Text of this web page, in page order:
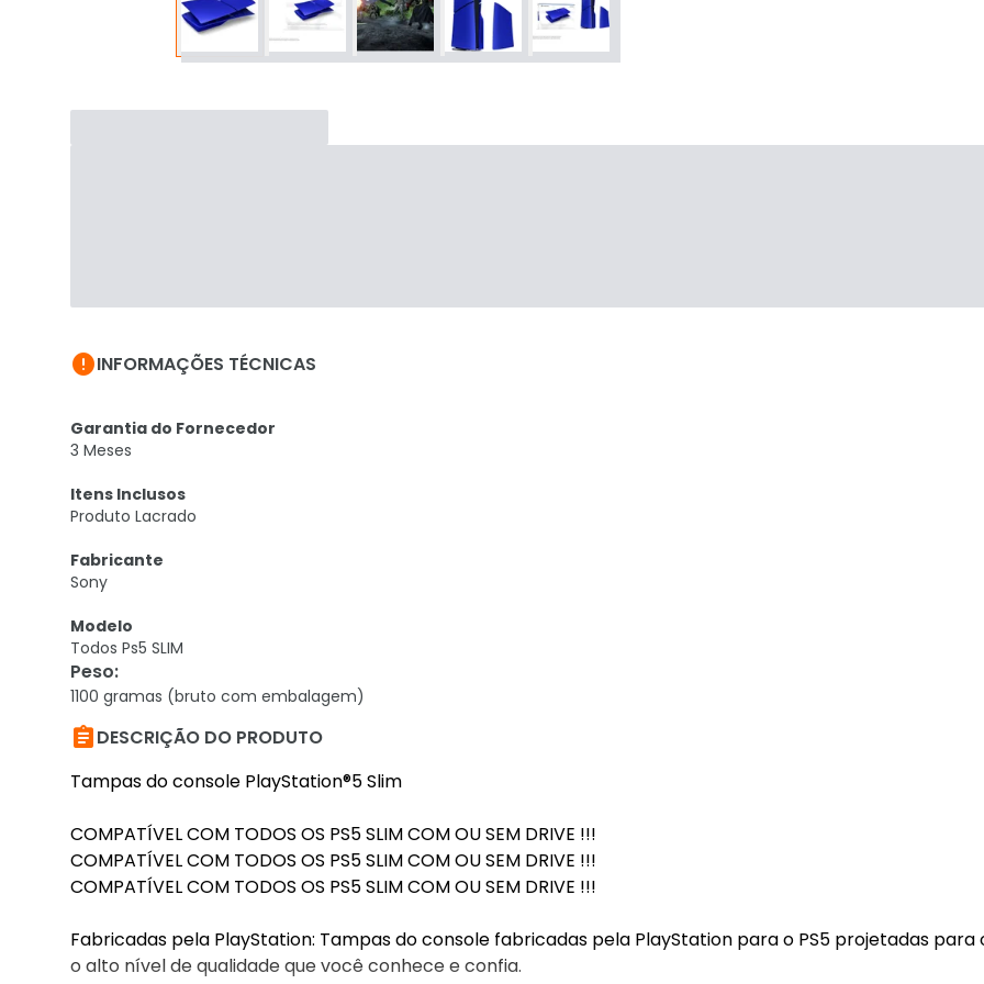
INFORMAÇÕES TÉCNICAS
Garantia do Fornecedor
3 Meses
Itens Inclusos
Produto Lacrado
Fabricante
Sony
Modelo
Todos Ps5 SLIM
Peso:
1100 gramas (bruto com embalagem)
DESCRIÇÃO DO PRODUTO
Tampas do console PlayStation®5 Slim
COMPATÍVEL COM TODOS OS PS5 SLIM COM OU SEM DRIVE !!!
COMPATÍVEL COM TODOS OS PS5 SLIM COM OU SEM DRIVE !!!
COMPATÍVEL COM TODOS OS PS5 SLIM COM OU SEM DRIVE !!!
Fabricadas pela PlayStation: Tampas do console fabricadas pela PlayStation para o PS5 projetadas
o alto nível de qualidade que você conhece e confia.